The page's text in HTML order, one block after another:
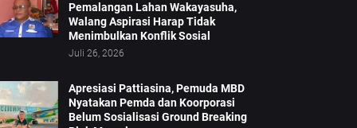
Pemalangan Lahan Wakayasuha,
Walang Aspirasi Harap Tidak
Menimbulkan Konflik Sosial
Juli 26, 2026
Apresiasi Pattiasina, Pemuda MBD
Nyatakan Pemda dan Koorporasi
Belum Sosialisasi Ground Breaking